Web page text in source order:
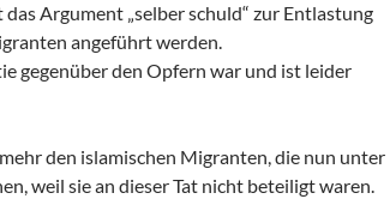
Argument „selber schuld“ zur Entlastung
angeführt werden.
gegenüber den Opfern war und ist leider
den islamischen Migranten, die nun unter
weil sie an dieser Tat nicht beteiligt waren.